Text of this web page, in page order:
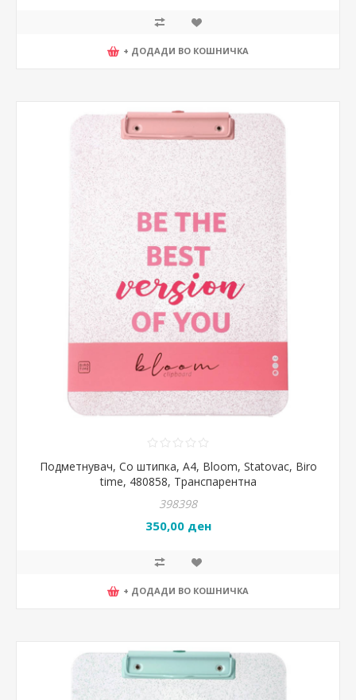
+ ДОДАДИ ВО КОШНИЧКА
Подметнувач, Со штипка, А4, Bloom, Statovac, Biro
time, 480858, Транспарентна
398398
350,00 ден
+ ДОДАДИ ВО КОШНИЧКА